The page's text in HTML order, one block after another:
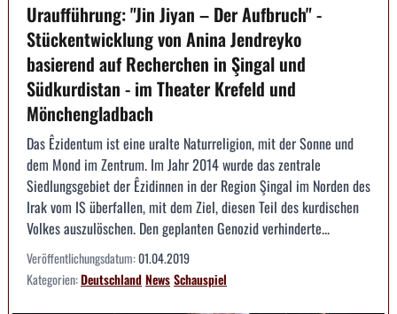
Uraufführung: "Jin Jiyan – Der Aufbruch" -
Stückentwicklung von Anina Jendreyko
basierend auf Recherchen in Şingal und
Südkurdistan - im Theater Krefeld und
Mönchengladbach
Das Êzidentum ist eine uralte Naturreligion, mit der Sonne und
dem Mond im Zentrum. Im Jahr 2014 wurde das zentrale
Siedlungsgebiet der Êzidinnen in der Region Şingal im Norden des
Irak vom IS überfallen, mit dem Ziel, diesen Teil des kurdischen
Volkes auszulöschen. Den geplanten Genozid verhinderte...
Veröffentlichungsdatum:01.04.2019
Kategorien:DeutschlandNewsSchauspiel